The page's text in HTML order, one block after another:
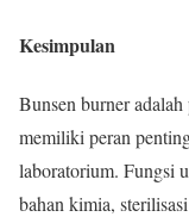
Kesimpulan
Bunsen burner
memiliki peran
laboratorium. Fungsi
bahan kimia,